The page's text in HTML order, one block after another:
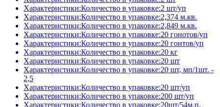
Характеристики:Количество в упаковке:2 шт/уп
Характеристики:Количество в упаковке:2,374 м.кв.
Характеристики:Количество в упаковке:2,849 м.кв.
Характеристики:Количество в упаковке:20 гонотов/уп
Характеристики:Количество в упаковке:20 гонтов/уп
Характеристики:Количество в упаковке:20 кг
Характеристики:Количество в упаковке:20 шт
Характеристики:Количество в упаковке:20 шт, мп/1шт. -
2,5
Характеристики:Количество в упаковке:20 шт/уп
Характеристики:Количество в упаковке:200 шт/уп
Характеристики:Количество в упаковке:20шт/54м.п.